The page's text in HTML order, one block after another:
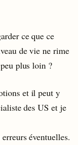
ce que ce
de vie ne rime
plus loin ?
et il peut y
des US et je
éventuelles.